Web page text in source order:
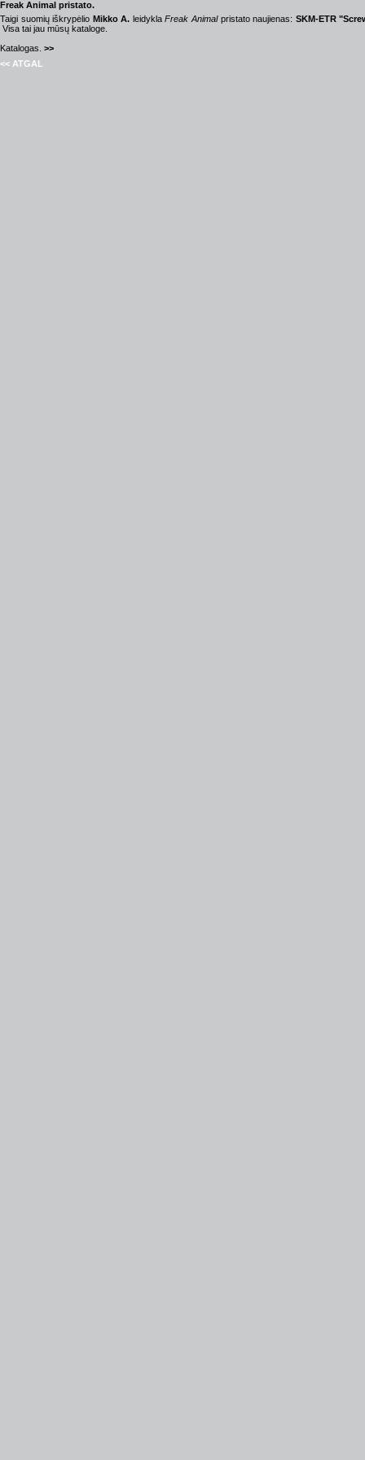
Freak Animal pristato.
Taigi suomių iškrypėlio Mikko A. leidyklaFreak Animal pristato naujienas: SKM-ETR
Visa tai jau mūsų kataloge.
Katalogas. >>
<< ATGAL